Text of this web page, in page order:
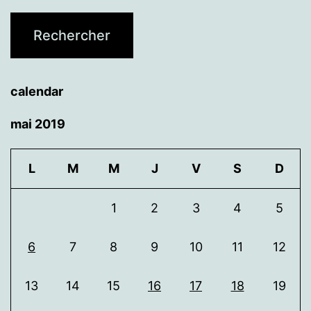
calendar
mai 2019
L M M J V S D
1 2 3 4 5
6 7 8 9 10 11 12
13 14 15 16 17 18 19